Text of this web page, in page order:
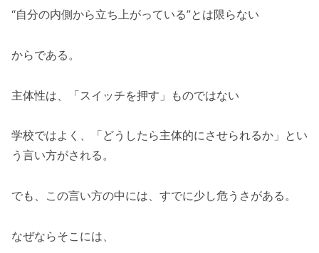
“自分の内側から立ち上がっている”とは限らない
からである。
主体性は、「スイッチを押す」ものではない
学校ではよく、「どうしたら主体的にさせられるか」とい
う言い方がされる。
でも、この言い方の中には、すでに少し危うさがある。
なぜならそこには、